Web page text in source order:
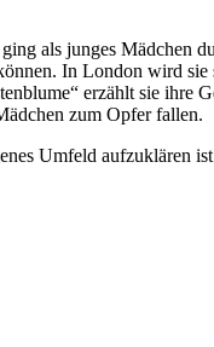
als junges Mädchen
In London wird
erzählt sie ihre
zum Opfer fallen.
Umfeld aufzuklären